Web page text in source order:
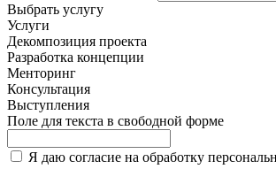
Выбрать услугу
Услуги
Декомпозиция проекта
Разработка концепции
Менторинг
Консультация
Выступления
Поле для текста в свободной форме
Я даю согласие на обработку